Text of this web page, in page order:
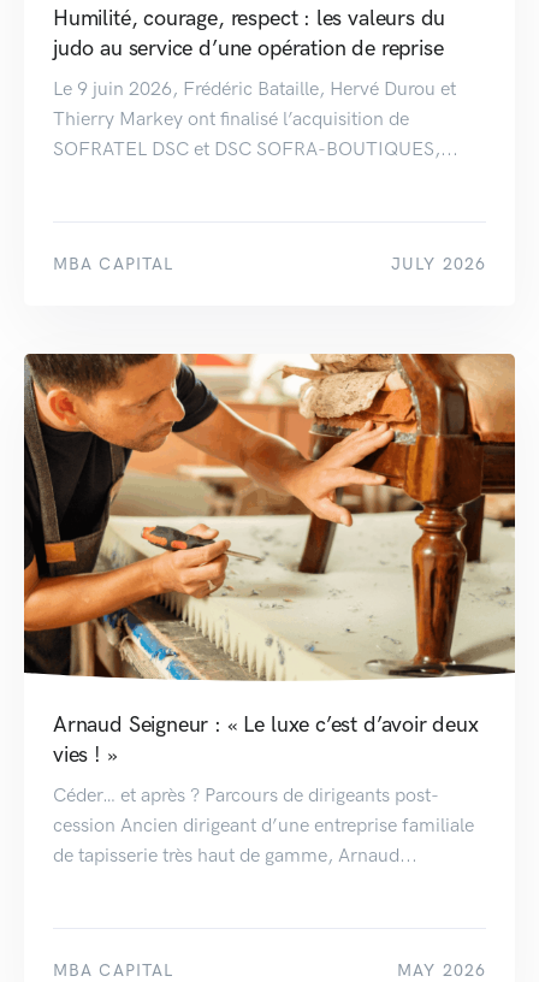
Humilité, courage, respect : les valeurs du
judo au service d’une opération de reprise
Le 9 juin 2026, Frédéric Bataille, Hervé Durou et
Thierry Markey ont finalisé l’acquisition de
SOFRATEL DSC et DSC SOFRA-BOUTIQUES,...
MBA CAPITAL JULY 2026
Arnaud Seigneur : « Le luxe c’est d’avoir deux
vies ! »
Céder… et après ? Parcours de dirigeants post-
cession Ancien dirigeant d’une entreprise familiale
de tapisserie très haut de gamme, Arnaud...
MBA CAPITAL MAY 2026